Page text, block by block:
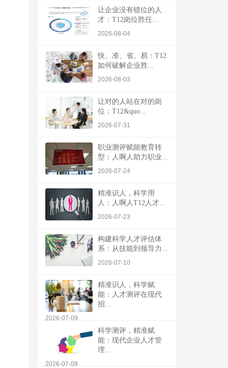
让企业没有错位的人
才：T12岗位胜任...
2026-08-04
快、准、省、易：T12
如何破解企业胜...
2026-08-03
让对的人站在对的岗
位：T12&quo...
2026-07-31
职业测评赋能教育转
型：人啊人助力职业...
2026-07-24
精准识人，科学用
人：人啊人T12人才...
2026-07-23
构建科学人才评估体
系：从技能到领导力...
2026-07-10
精准识人，科学赋
能：人才测评在现代
招...
2026-07-09
科学测评，精准赋
能：现代企业人才管
理...
2026-07-08